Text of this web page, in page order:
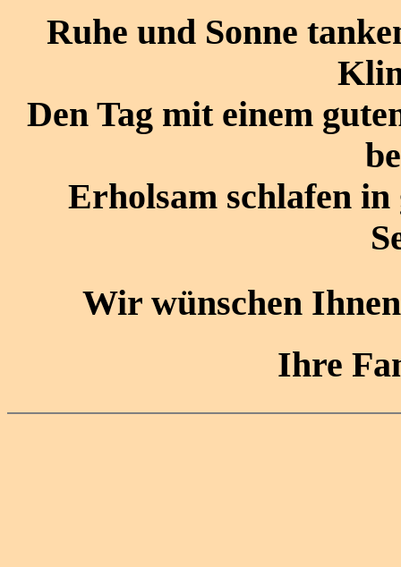
Ruhe und Sonne
Den Tag mit einem
Erholsam schlafen
Wir wünschen
Ihre